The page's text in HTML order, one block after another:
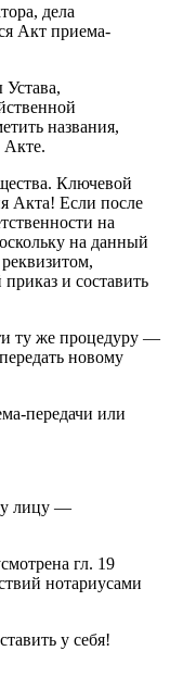
дела
Акт приема-
названия,
Акте.
Ключевой
Акта! Если после
на
на данный
и составить
ту же процедуру —
новому
передачи или
лицу —
гл. 19
нотариусами
у себя!